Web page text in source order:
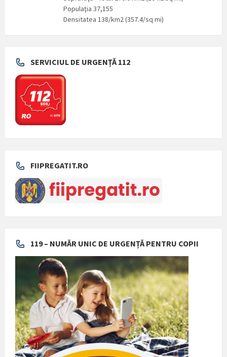
Populaţia 37,155
Densitatea 138/km2 (357.4/sq mi)
SERVICIUL DE URGENȚĂ 112
FIIPREGATIT.RO
119 – NUMĂR UNIC DE URGENȚĂ PENTRU COPII